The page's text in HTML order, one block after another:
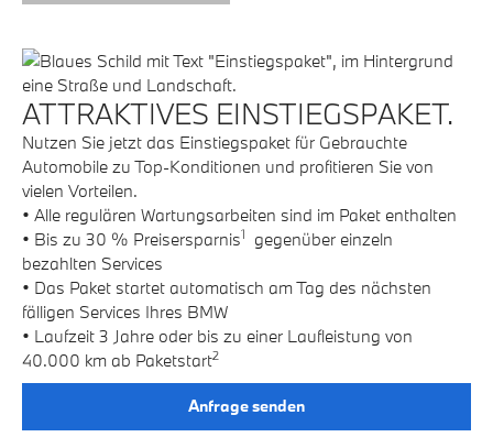
ATTRAKTIVES EINSTIEGSPAKET.
Nutzen Sie jetzt das Einstiegspaket für Gebrauchte
Automobile zu Top-Konditionen und profitieren Sie von
vielen Vorteilen.
• Alle regulären Wartungsarbeiten sind im Paket enthalten
• Bis zu 30 % Preisersparnis1
gegenüber einzeln
bezahlten Services
• Das Paket startet automatisch am Tag des nächsten
fälligen Services Ihres BMW
• Laufzeit 3 Jahre oder bis zu einer Laufleistung von
40.000 km ab Paketstart2
Anfrage senden